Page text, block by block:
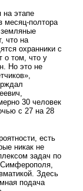
на этапе
месяц-полтора
что на
охранники с
о том, что у
Но это не
30 человек
с 27 на 28
есть
никак не
задач по
Здесь
подача